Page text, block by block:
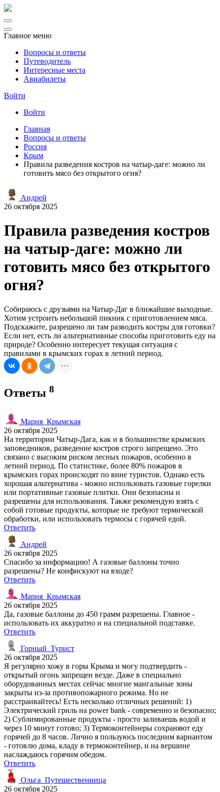
Главное меню
Вопросы и ответы
Путеводитель
Интересные места
Авиабилеты
Войти
Войти
Главная
Вопросы и ответы
Россия
Крым
Правила разведения костров на чатыр-даге: можно ли
готовить мясо без открытого огня?
Андрей
26 октября 2025
Правила разведения костров
на чатыр-даге: можно ли
готовить мясо без открытого
огня?
Собираюсь с друзьями на Чатыр-Даг в ближайшие выходные.
Хотим устроить небольшой пикник с приготовлением мяса.
Подскажите, разрешено ли там разводить костры для готовки?
Если нет, есть ли альтернативные способы приготовить еду на
природе? Особенно интересует текущая ситуация с
правилами в крымских горах в летний период.
Ответы 8
Мария_Крымская
26 октября 2025
На территории Чатыр-Дага, как и в большинстве крымских
заповедников, разведение костров строго запрещено. Это
связано с высоким риском лесных пожаров, особенно в
летний период. По статистике, более 80% пожаров в
крымских горах происходят по вине туристов. Однако есть
хорошая альтернатива - можно использовать газовые горелки
или портативные газовые плитки. Они безопасны и
разрешены для использования. Также рекомендую взять с
собой готовые продукты, которые не требуют термической
обработки, или использовать термосы с горячей едой.
Ответить
Андрей
26 октября 2025
Спасибо за информацию! А газовые баллоны точно
разрешены? Не конфискуют на входе?
Ответить
Мария_Крымская
26 октября 2025
Да, газовые баллоны до 450 грамм разрешены. Главное -
использовать их аккуратно и на специальной подставке.
Ответить
Горный_Турист
26 октября 2025
Я регулярно хожу в горы Крыма и могу подтвердить -
открытый огонь запрещен везде. Даже в специально
оборудованных местах сейчас многие мангальные зоны
закрыты из-за противопожарного режима. Но не
расстраивайтесь! Есть несколько отличных решений: 1)
Электрический гриль на power bank - современно и безопасно;
2) Сублимированные продукты - просто заливаешь водой и
через 10 минут готово; 3) Термоконтейнеры сохраняют еду
горячей до 8 часов. Лично я пользуюсь последним вариантом
- готовлю дома, кладу в термоконтейнер, и на вершине
наслаждаюсь горячим обедом.
Ответить
Ольга_Путешественница
26 октября 2025